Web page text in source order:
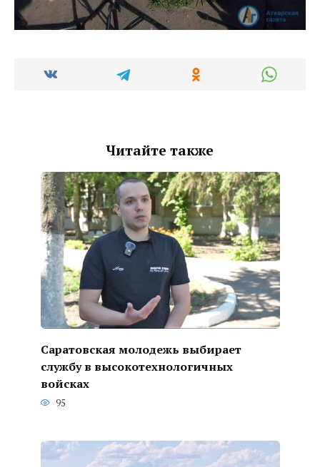
Читайте также
Саратовская молодежь выбирает
службу в высокотехнологичных
войсках
95